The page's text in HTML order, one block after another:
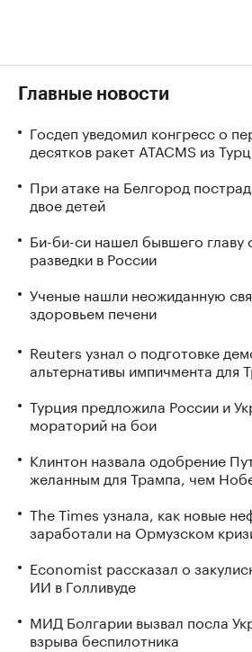
Главные новости
Госдеп уведомил конгресс о
десятков ракет ATACMS из
При атаке на Белгород
двое детей
Би-би-си нашел бывшего главу
разведки в России
Ученые нашли неожиданную
здоровьем печени
Reuters узнал о подготовке
альтернативы импичмента для
Турция предложила России и
мораторий на бои
Клинтон назвала одобрение
желанным для Трампа, чем
The Times узнала, как новые
заработали на Ормузском
Economist рассказал о
ИИ в Голливуде
МИД Болгарии вызвал посла
взрыва беспилотника